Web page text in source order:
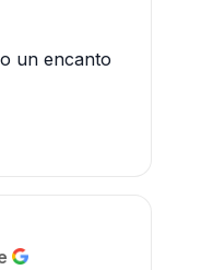
un encanto